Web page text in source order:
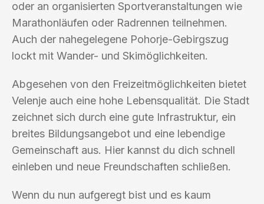
oder an organisierten Sportveranstaltungen wie
Marathonläufen oder Radrennen teilnehmen.
Auch der nahegelegene Pohorje-Gebirgszug
lockt mit Wander- und Skimöglichkeiten.
Abgesehen von den Freizeitmöglichkeiten bietet
Velenje auch eine hohe Lebensqualität. Die Stadt
zeichnet sich durch eine gute Infrastruktur, ein
breites Bildungsangebot und eine lebendige
Gemeinschaft aus. Hier kannst du dich schnell
einleben und neue Freundschaften schließen.
Wenn du nun aufgeregt bist und es kaum